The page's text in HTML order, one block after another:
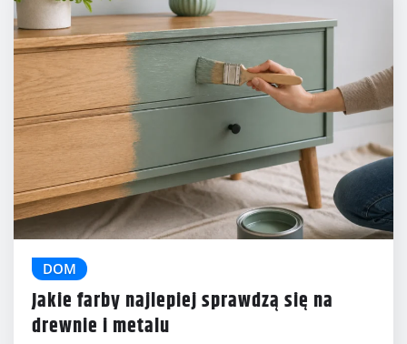
DOM
Jakie farby najlepiej sprawdzą się na
drewnie i metalu